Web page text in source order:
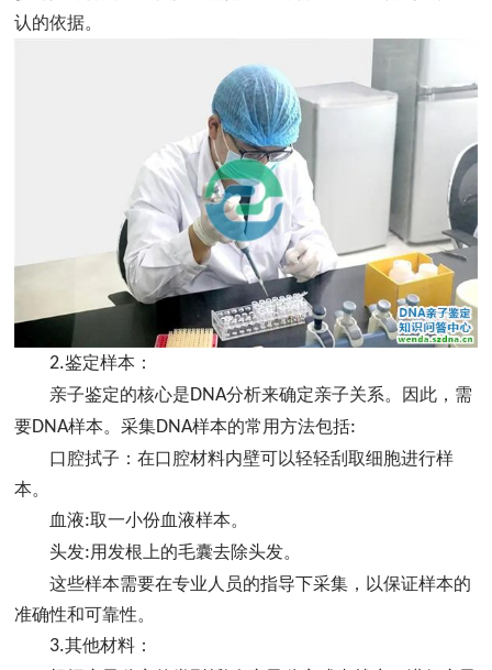
认的依据。
2.鉴定样本：
亲子鉴定的核心是DNA分析来确定亲子关系。因此，需
要DNA样本。采集DNA样本的常用方法包括:
口腔拭子：在口腔材料内壁可以轻轻刮取细胞进行样
本。
血液:取一小份血液样本。
头发:用发根上的毛囊去除头发。
这些样本需要在专业人员的指导下采集，以保证样本的
准确性和可靠性。
3.其他材料：